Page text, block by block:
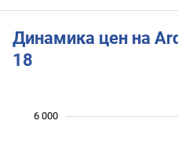
Динамика цен на
18
6 000